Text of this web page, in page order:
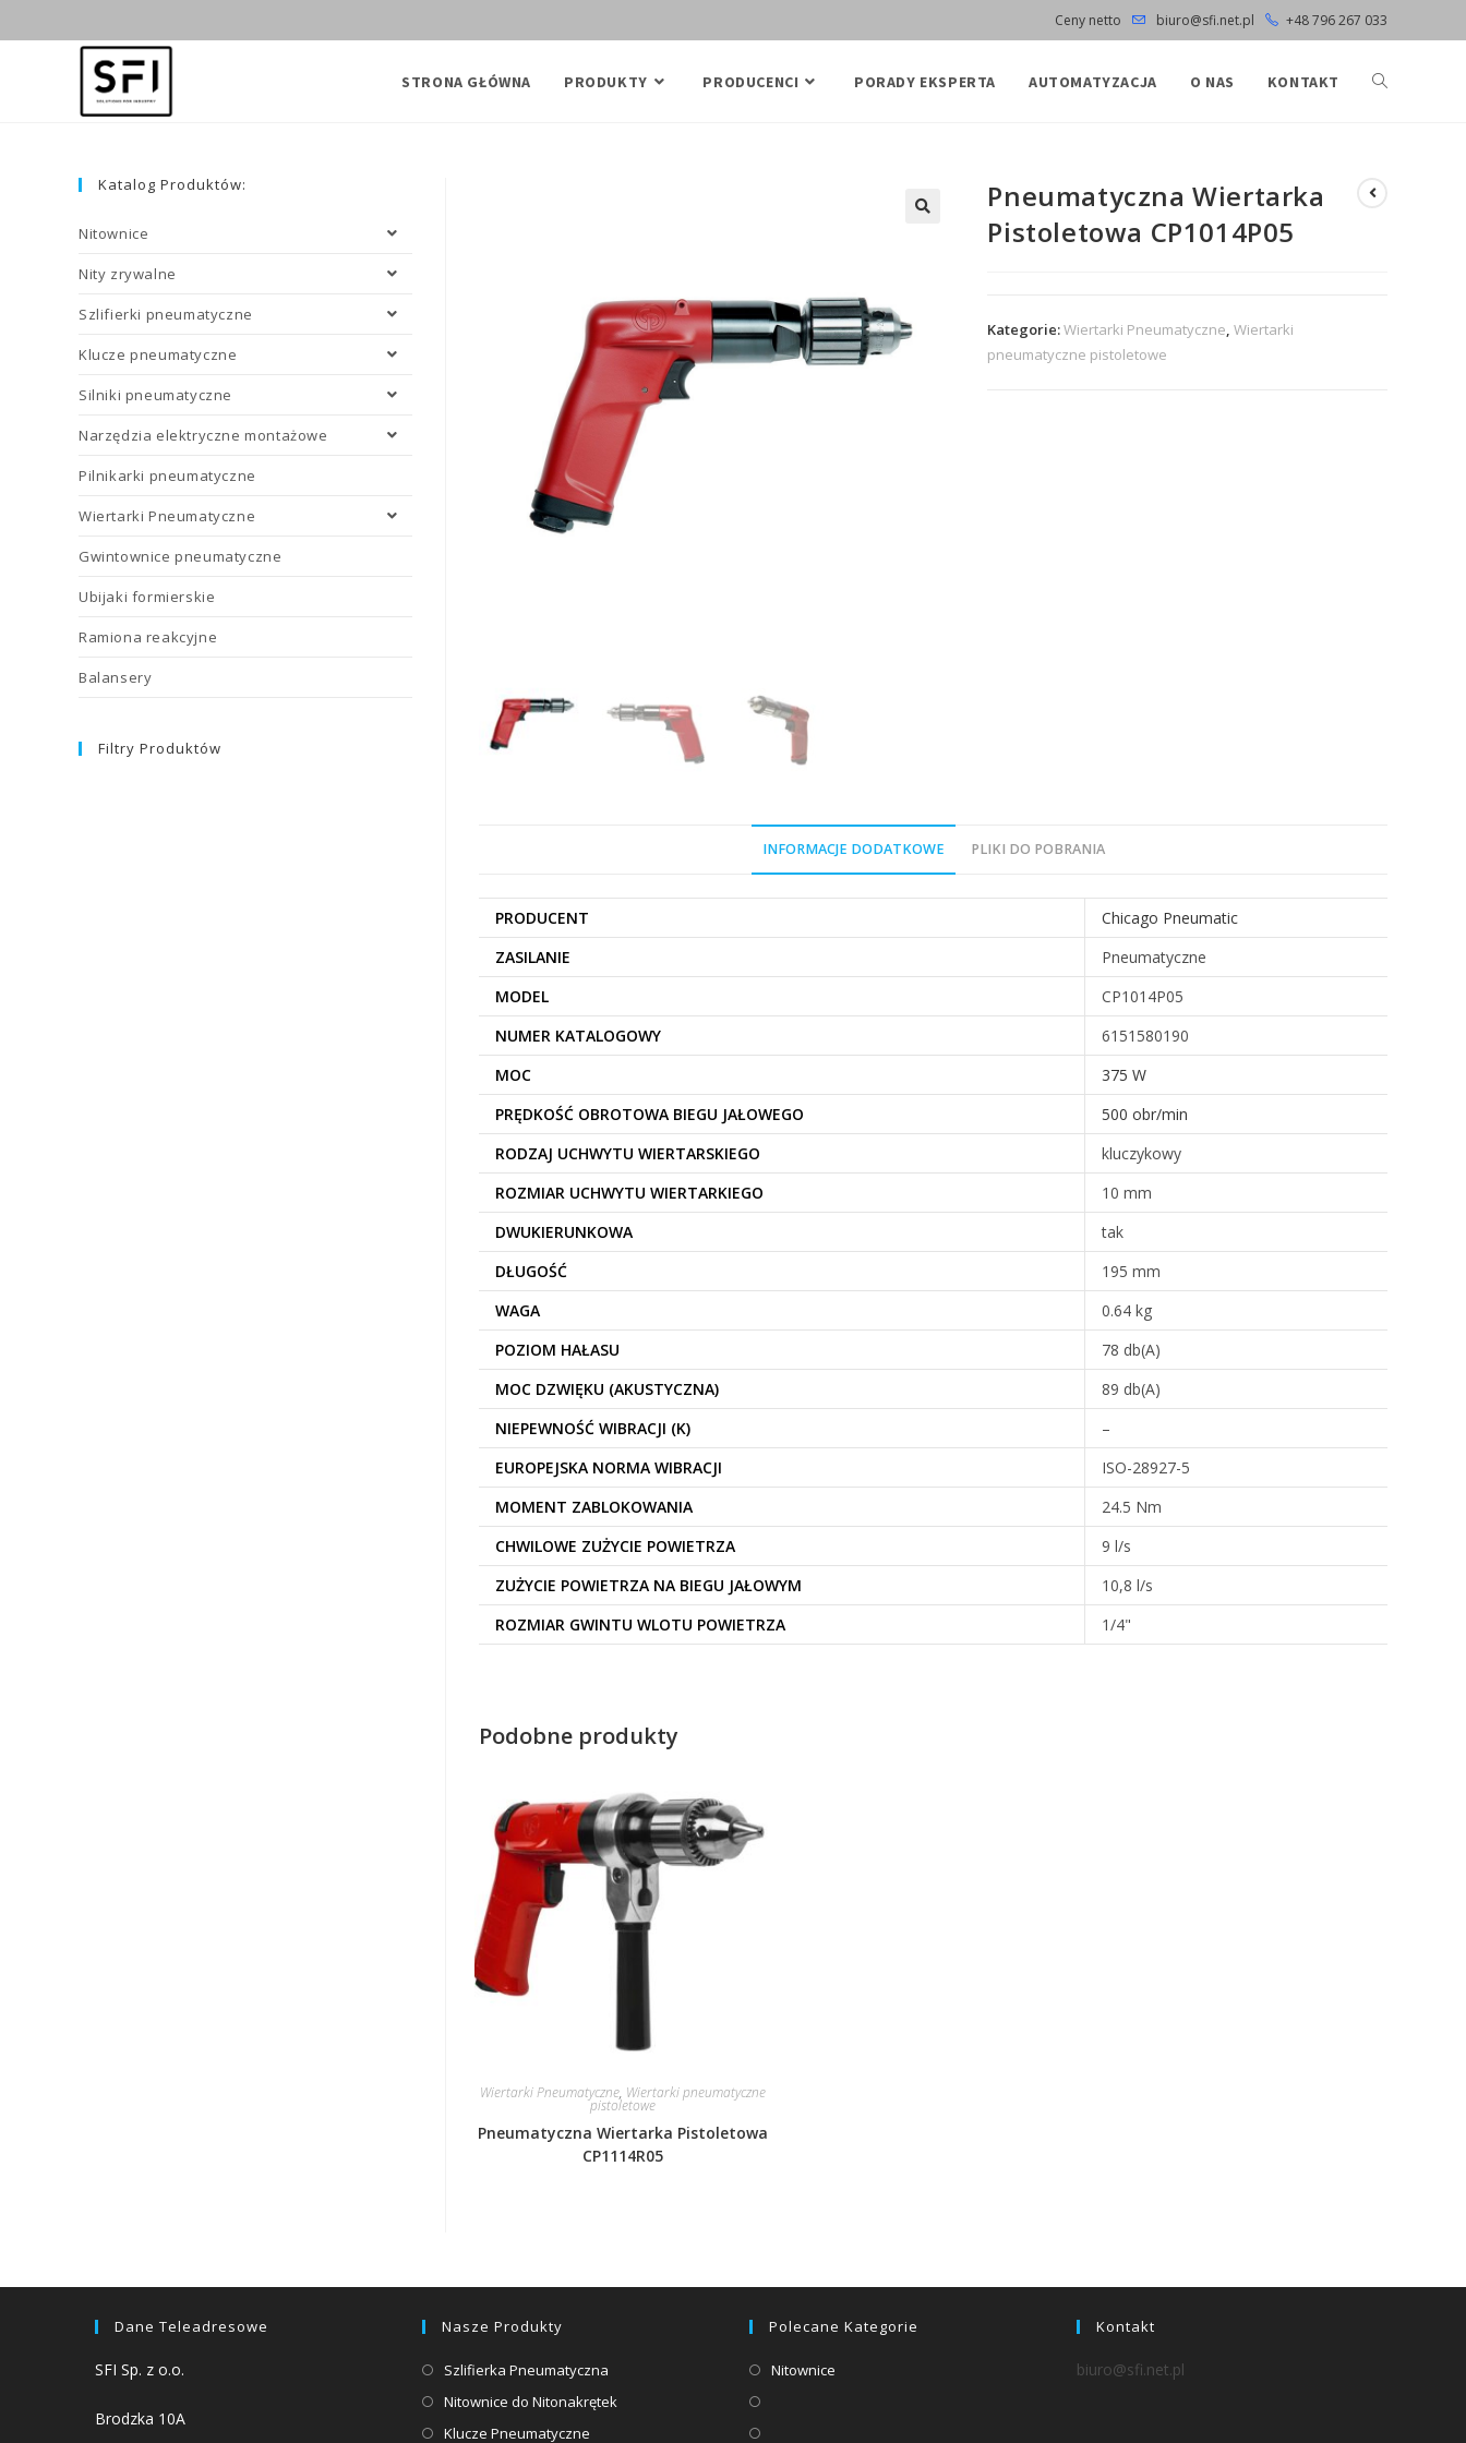
to
Ceny netto biuro@sfi.net.pl +48 796 267 033
STRONA GŁÓWNA PRODUKTY PRODUCENCI PORADY EKSPERTA AUTOMATYZACJA O NAS KONTAKT
Pneumatyczna Wiertarka
Pistoletowa CP1014P05
Kategorie:Wiertarki Pneumatyczne,Wiertarki
pneumatyczne pistoletowe
INFORMACJE DODATKOWE PLIKI DO POBRANIA
PRODUCENT
Chicago Pneumatic
ZASILANIE
Pneumatyczne
MODEL
CP1014P05
NUMER KATALOGOWY
6151580190
MOC
375 W
PRĘDKOŚĆ OBROTOWA BIEGU JAŁOWEGO
500 obr/min
RODZAJ UCHWYTU WIERTARSKIEGO
kluczykowy
ROZMIAR UCHWYTU WIERTARKIEGO
10 mm
DWUKIERUNKOWA
tak
DŁUGOŚĆ
195 mm
WAGA
0.64 kg
POZIOM HAŁASU
78 db(A)
MOC DZWIĘKU (AKUSTYCZNA)
89 db(A)
NIEPEWNOŚĆ WIBRACJI (K)
–
EUROPEJSKA NORMA WIBRACJI
ISO-28927-5
MOMENT ZABLOKOWANIA
24.5 Nm
CHWILOWE ZUŻYCIE POWIETRZA
9 l/s
ZUŻYCIE POWIETRZA NA BIEGU JAŁOWYM
10,8 l/s
ROZMIAR GWINTU WLOTU POWIETRZA
1/4"
Podobne produkty
Wiertarki Pneumatyczne, Wiertarki pneumatyczne
pistoletowe
Pneumatyczna Wiertarka Pistoletowa
CP1114R05
Katalog Produktów:
Nitownice
Nity zrywalne
Szlifierki pneumatyczne
Klucze pneumatyczne
Silniki pneumatyczne
Narzędzia elektryczne montażowe
Pilnikarki pneumatyczne
Wiertarki Pneumatyczne
Gwintownice pneumatyczne
Ubijaki formierskie
Ramiona reakcyjne
Balansery
Filtry Produktów
Dane Teleadresowe
SFI Sp. z o.o.
Brodzka 10A
Nasze Produkty
Szlifierka Pneumatyczna
in
Nitownice do Nitonakrętek
Klucze Pneumatyczne
Polecane Kategorie
Nitownice
Kontakt
biuro@sfi.net.pl